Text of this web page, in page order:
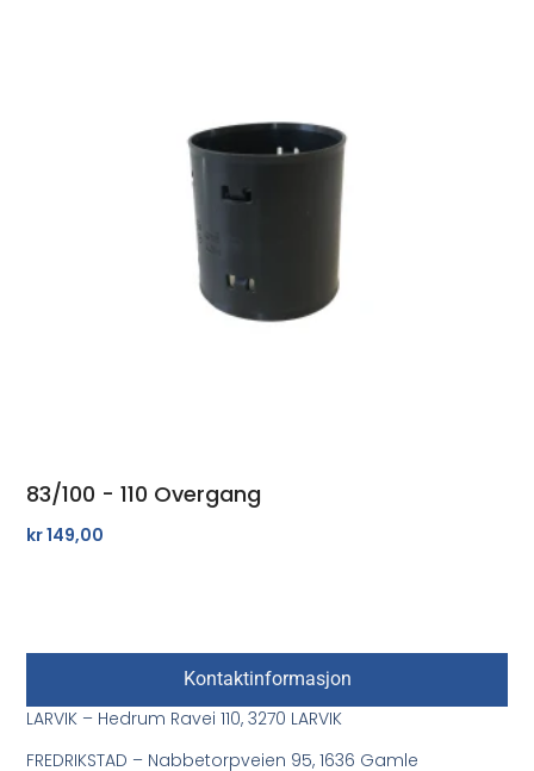
83/100 - 110 Overgang
kr149,00
Kontaktinformasjon
LARVIK – Hedrum Ravei 110, 3270 LARVIK
FREDRIKSTAD – Nabbetorpveien 95, 1636 Gamle